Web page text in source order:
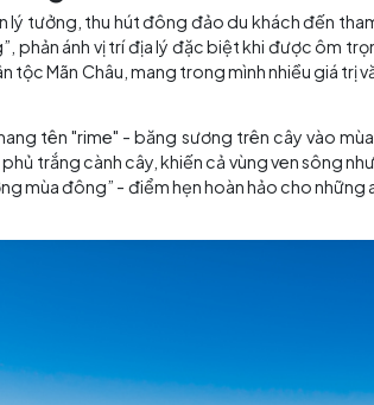
sẽ gợi ý 7 địa danh nổi tiếng tại
đường
điểm đến lý tưởng, thu hút đông
dọc sông”, phản ánh vị trí địa lý
nôi của dân tộc Mãn Châu, mang
kỳ thú mang tên "rime" - băng
băng mỏng phủ trắng cành cây,
“thiên đường mùa đông” - điểm hẹn